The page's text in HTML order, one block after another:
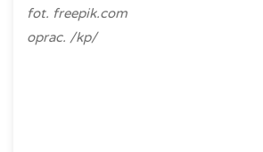
fot. freepik.com
oprac. /kp/